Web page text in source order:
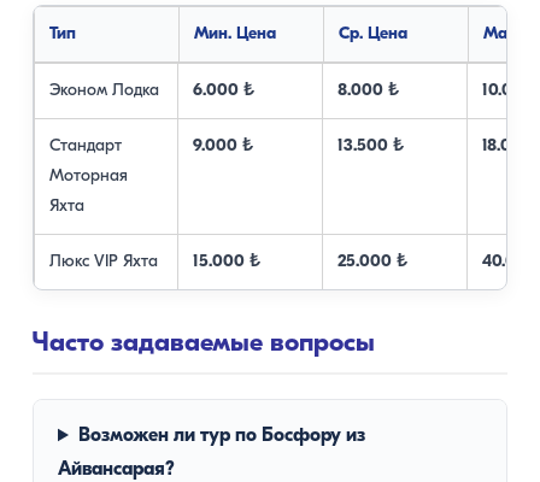
Тип Мин. Цена Ср. Цена Макс.
Эконом Лодка 6.000 ₺ 8.000 ₺ 10.000
Стандарт
Моторная
Яхта
9.000 ₺ 13.500 ₺ 18.000
Люкс VIP Яхта 15.000 ₺ 25.000 ₺
Часто задаваемые вопросы
Возможен ли тур по Босфору из
Айвансарая?